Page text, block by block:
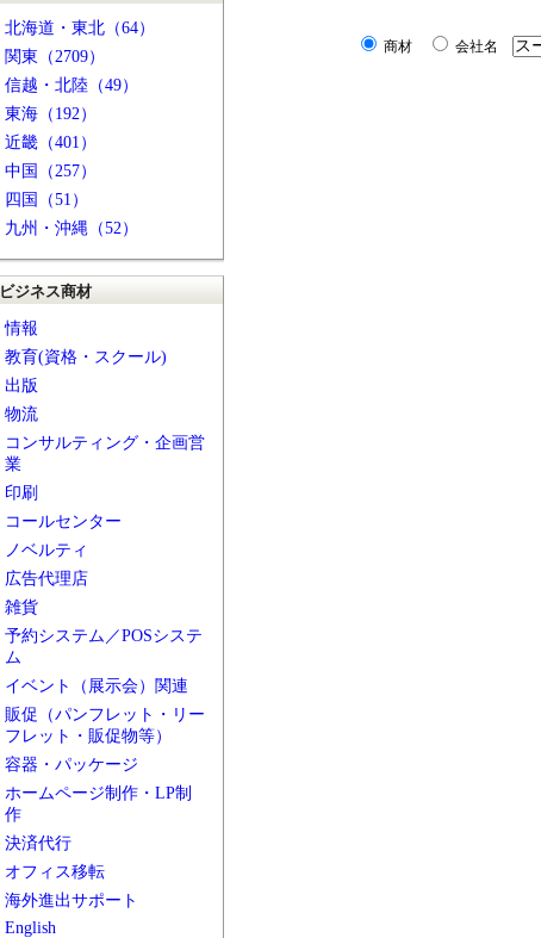
北海道・東北（64）
関東（2709）
信越・北陸（49）
東海（192）
近畿（401）
中国（257）
四国（51）
九州・沖縄（52）
ビジネス商材
情報
教育(資格・スクール)
出版
物流
コンサルティング・企画営
業
印刷
コールセンター
ノベルティ
広告代理店
雑貨
予約システム／POSシステ
ム
イベント（展示会）関連
販促（パンフレット・リー
フレット・販促物等）
容器・パッケージ
ホームページ制作・LP制
作
決済代行
オフィス移転
海外進出サポート
English
商材 会社名